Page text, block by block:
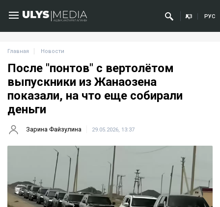
ҚАЗ РУС
Главная Новости
После "понтов" с вертолётом
выпускники из Жанаозена
показали, на что еще собирали
деньги
Зарина Файзулина 29.05.2026, 13:37